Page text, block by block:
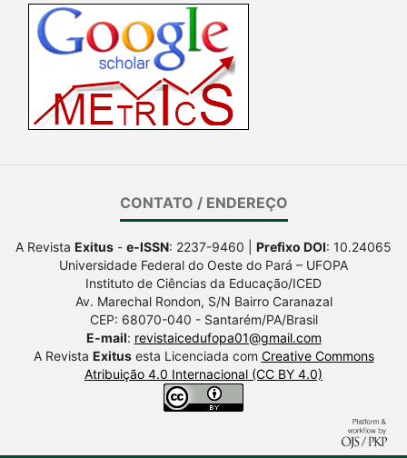
CONTATO / ENDEREÇO
A Revista Exitus - e-ISSN: 2237-9460 | Prefixo DOI: 10.24065
Universidade Federal do Oeste do Pará – UFOPA
Instituto de Ciências da Educação/ICED
Av. Marechal Rondon, S/N Bairro Caranazal
CEP: 68070-040 - Santarém/PA/Brasil
E-mail: revistaicedufopa01@gmail.com
A Revista Exitusesta Licenciada com Creative Commons
Atribuição 4.0 Internacional (CC BY 4.0)